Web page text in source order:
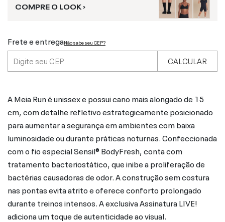
COMPRE O LOOK ›
Frete e entregaNão sabe seu CEP?
CALCULAR
A Meia Run é unissex e possui cano mais alongado de 15
cm, com detalhe refletivo estrategicamente posicionado
para aumentar a segurança em ambientes com baixa
luminosidade ou durante práticas noturnas. Confeccionada
com o fio especial Sensil® BodyFresh, conta com
tratamento bacteriostático, que inibe a proliferação de
bactérias causadoras de odor. A construção sem costura
nas pontas evita atrito e oferece conforto prolongado
durante treinos intensos. A exclusiva Assinatura LIVE!
adiciona um toque de autenticidade ao visual.